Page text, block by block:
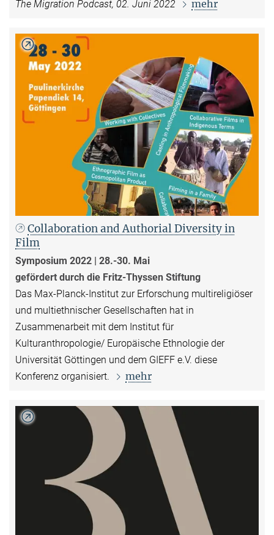
The Migration Podcast, 02. Juni 2022 mehr
Collaboration and Authorial Diversity in
Film
Symposium 2022 | 28.-30. Mai
gefördert durch die Fritz-Thyssen Stiftung
Das Max-Planck-Institut zur Erforschung multireligiöser
und multiethnischer Gesellschaften hat in
Zusammenarbeit mit dem Institut für
Kulturanthropologie/ Europäische Ethnologie der
Universität Göttingen und dem GIEFF e.V. diese
Konferenz organisiert.
mehr